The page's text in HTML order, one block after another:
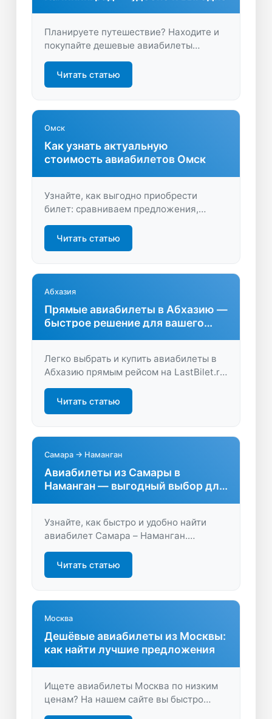
Планируете путешествие? Находите и
покупайте дешевые авиабилеты
Москва — Калининград, сравнивая
цены и условия. Удобный поиск,
выгодные предложения, экономия
Читать статью
Омск
Как узнать актуальную
стоимость авиабилетов Омск
Узнайте, как выгодно приобрести
билет: сравниваем предложения,
подсказываем, где найти лучшую цену
авиабилета Омск. Экономьте время и
рейсы.
Читать статью
Абхазия
Прямые авиабилеты в Абхазию —
быстрое решение для вашего
Легко выбрать и купить авиабилеты в
Абхазию прямым рейсом на LastBilet.ru.
Узнайте о преимуществах перелёта,
сэкономьте время и начните
путешествие без пересадок!
Читать статью
Самара → Наманган
Авиабилеты из Самары в
Наманган — выгодный выбор для
Узнайте, как быстро и удобно найти
авиабилет Самара – Наманган.
Сравните цены, сроки и выберите
лучшие предложения. Удобный поиск и
экономия времени для вашего
Читать статью
Москва
Дешёвые авиабилеты из Москвы:
как найти лучшие предложения
Ищете авиабилеты Москва по низким
ценам? На нашем сайте вы быстро